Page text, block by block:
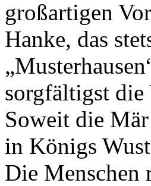
großartigen
Hanke, das
sorgfältigst die
Soweit die
in Königs
Die